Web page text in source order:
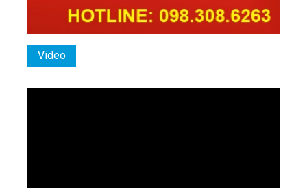
Video